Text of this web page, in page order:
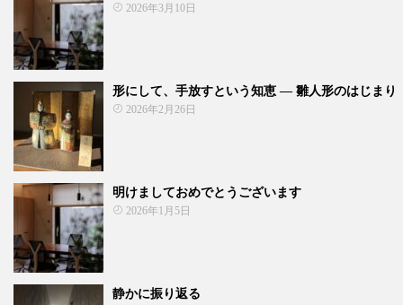
2026年3月10日
形にして、手放すという知恵 ― 雛人形のはじまり
2026年2月26日
明けましておめでとうございます
2026年1月5日
静かに振り返る